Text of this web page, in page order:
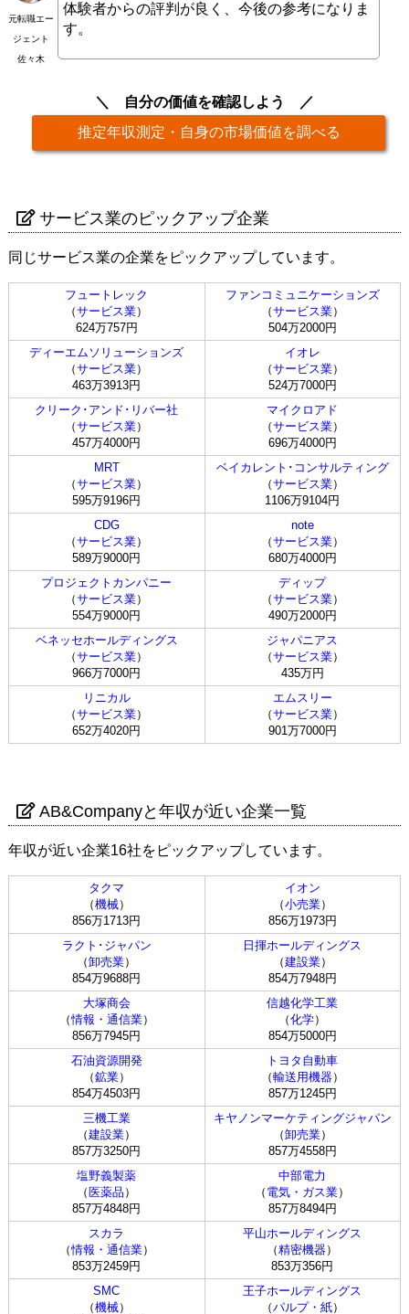
元転職エー
ジェント
佐々木
体験者からの評判が良く、今後の参考になりま
す。
自分の価値を確認しよう
推定年収測定・自身の市場価値を調べる
サービス業のピックアップ企業
同じサービス業の企業をピックアップしています。
フュートレック
（サービス業）
624万757円
ファンコミュニケーションズ
（サービス業）
504万2000円
ディーエムソリューションズ
（サービス業）
463万3913円
イオレ
（サービス業）
524万7000円
クリーク･アンド･リバー社
（サービス業）
457万4000円
マイクロアド
（サービス業）
696万4000円
MRT
（サービス業）
595万9196円
ベイカレント･コンサルティング
（サービス業）
1106万9104円
CDG
（サービス業）
589万9000円
note
（サービス業）
680万4000円
プロジェクトカンパニー
（サービス業）
554万9000円
ディップ
（サービス業）
490万2000円
ベネッセホールディングス
（サービス業）
966万7000円
ジャパニアス
（サービス業）
435万円
リニカル
（サービス業）
652万4020円
エムスリー
（サービス業）
901万7000円
AB&Companyと年収が近い企業一覧
年収が近い企業16社をピックアップしています。
タクマ
（機械）
856万1713円
イオン
（小売業）
856万1973円
ラクト･ジャパン
（卸売業）
854万9688円
日揮ホールディングス
（建設業）
854万7948円
大塚商会
（情報・通信業）
856万7945円
信越化学工業
（化学）
854万5000円
石油資源開発
（鉱業）
854万4503円
トヨタ自動車
（輸送用機器）
857万1245円
三機工業
（建設業）
857万3250円
キヤノンマーケティングジャパン
（卸売業）
857万4558円
塩野義製薬
（ 医薬品 ）
857万4848円
中部電力
（ 電気・ガス業）
857万8494円
スカラ
（情報・通信業）
853万2459円
平山ホールディングス
（精密機器）
853万356円
SMC
（機械）
王子ホールディングス
（パルプ・紙）